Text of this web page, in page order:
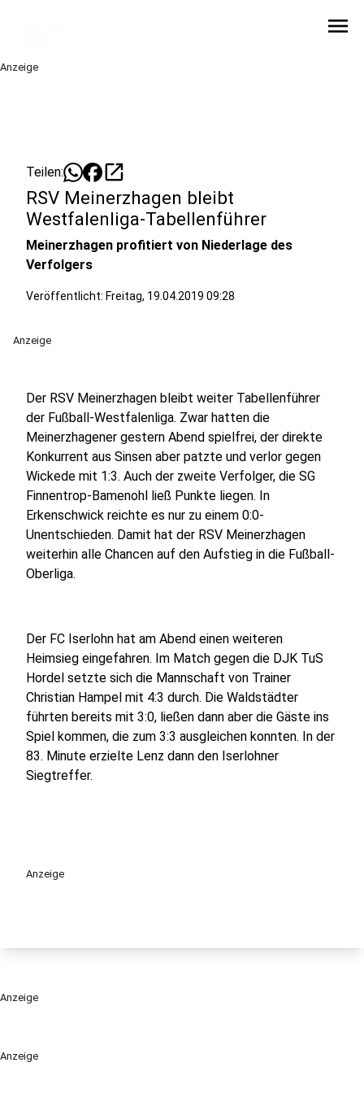
menu
Anzeige
Anzeige
Teilen: open_in_new
RSV Meinerzhagen bleibt
Westfalenliga-Tabellenführer
Meinerzhagen profitiert von Niederlage des
Verfolgers
Veröffentlicht: Freitag, 19.04.2019 09:28
Anzeige
Der RSV Meinerzhagen bleibt weiter Tabellenführer
der Fußball-Westfalenliga. Zwar hatten die
Meinerzhagener gestern Abend spielfrei, der direkte
Konkurrent aus Sinsen aber patzte und verlor gegen
Wickede mit 1:3. Auch der zweite Verfolger, die SG
Finnentrop-Bamenohl ließ Punkte liegen. In
Erkenschwick reichte es nur zu einem 0:0-
Unentschieden. Damit hat der RSV Meinerzhagen
weiterhin alle Chancen auf den Aufstieg in die Fußball-
Oberliga.
Der FC Iserlohn hat am Abend einen weiteren
Heimsieg eingefahren. Im Match gegen die DJK TuS
Hordel setzte sich die Mannschaft von Trainer
Christian Hampel mit 4:3 durch. Die Waldstädter
führten bereits mit 3:0, ließen dann aber die Gäste ins
Spiel kommen, die zum 3:3 ausgleichen konnten. In der
83. Minute erzielte Lenz dann den Iserlohner
Siegtreffer.
Anzeige
Anzeige